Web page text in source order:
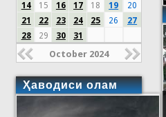
14
15 16 17 18 19
20
21
22 23 24 25 26
27
28
29 30 31
October 2024
Ҳаводиси олам